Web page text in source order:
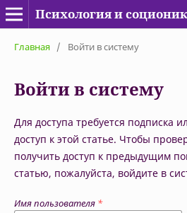
Главная / Войти в систему
Войти в систему
Для доступа требуется подписка
доступ к этой статье. Чтобы
получить доступ к предыдущим
статью, пожалуйста, войдите в
Имя пользователя *